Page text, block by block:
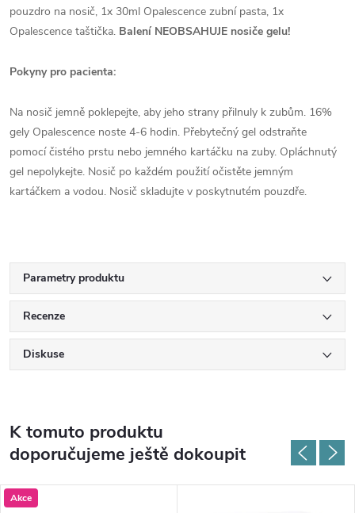
pouzdro na nosič, 1x 30ml Opalescence zubní pasta, 1x
Opalescence taštička. Balení NEOBSAHUJE nosiče gelu!
Pokyny pro pacienta:
Na nosič jemně poklepejte, aby jeho strany přilnuly k zubům. 16%
gely Opalescence noste 4-6 hodin. Přebytečný gel odstraňte
pomocí čistého prstu nebo jemného kartáčku na zuby. Opláchnutý
gel nepolykejte. Nosič po každém použití očistěte jemným
kartáčkem a vodou. Nosič skladujte v poskytnutém pouzdře.
Parametry produktu
Recenze
Diskuse
K tomuto produktu
doporučujeme ještě dokoupit
Akce